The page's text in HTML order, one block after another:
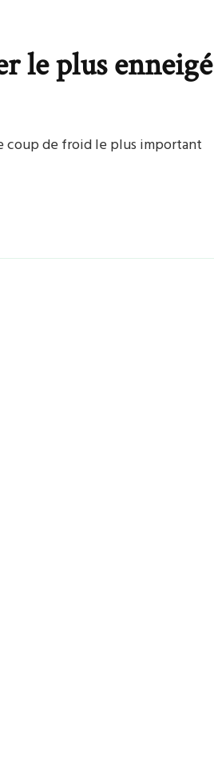
le plus enneigé
coup de froid le plus important